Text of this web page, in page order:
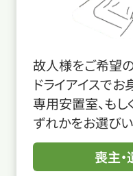
故人様をご希望
ドライアイスでお
専用安置室、も
ずれかをお選びい
喪主